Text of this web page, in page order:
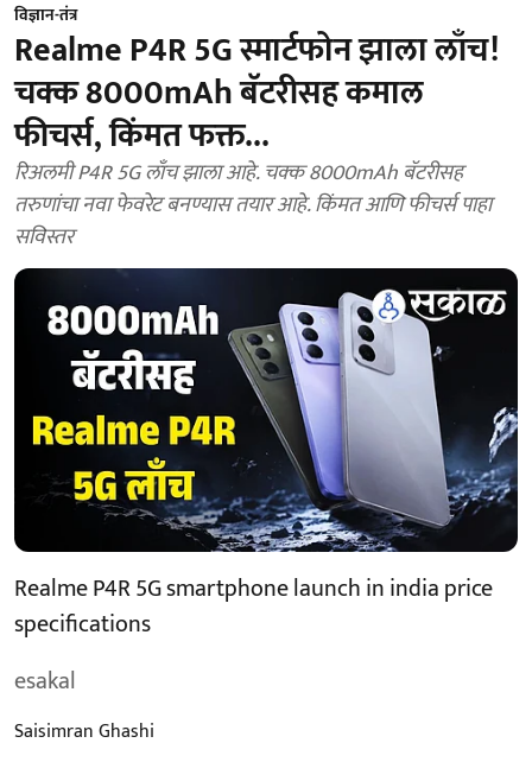
विज्ञान-तंत्र
Realme P4R 5G स्मार्टफोन झाला लाँच!
चक्क 8000mAh बॅटरीसह कमाल
फीचर्स, किंमत फक्त...
रिअलमी P4R 5G लाँच झाला आहे. चक्क 8000mAh बॅटरीसह
तरुणांचा नवा फेवरेट बनण्यास तयार आहे. किंमत आणि फीचर्स पाहा
सविस्तर
Realme P4R 5G smartphone launch in india price
specifications
esakal
Saisimran Ghashi